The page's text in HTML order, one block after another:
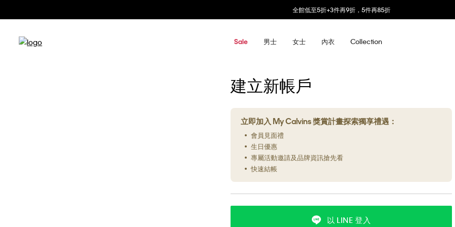
全館低至5折+3件再9折，5件再85折
Sale 男士 女士 內衣 Collection
建立新帳戶
立即加入 My Calvins 獎賞計畫探索獨享禮遇：
會員見面禮
生日優惠
專屬活動邀請及品牌資訊搶先看
快速結帳
以 LINE 登入